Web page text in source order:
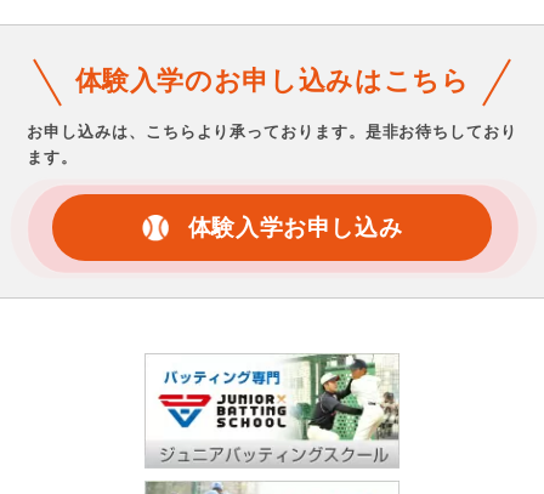
体験入学のお申し込みはこちら
お申し込みは、こちらより承っております。 是非お待ちしており
ます。
体験入学お申し込み